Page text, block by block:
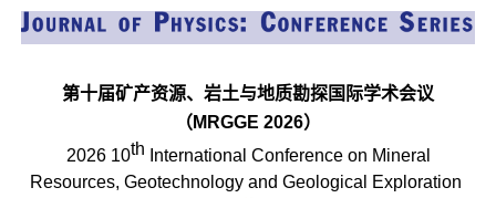
第十届矿产资源、岩土与地质勘探国际学术会议
（MRGGE 2026）
2026 10th International Conference on Mineral
Resources, Geotechnology and Geological Exploration